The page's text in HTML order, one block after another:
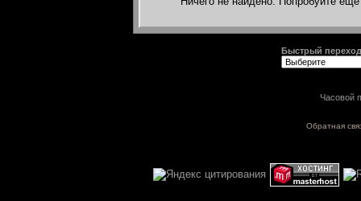
Быстрый переход
Часовой
Обратная